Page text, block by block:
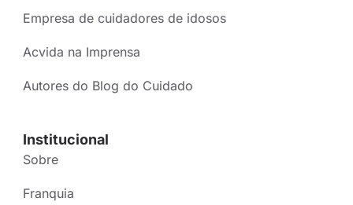
Empresa de cuidadores de idosos
Acvida na Imprensa
Autores do Blog do Cuidado
Institucional
Sobre
Franquia